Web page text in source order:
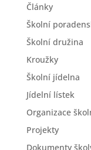
Články
Školní
Školní družina
Kroužky
Školní jídelna
Jídelní lístek
Organizace
Projekty
Dokumenty